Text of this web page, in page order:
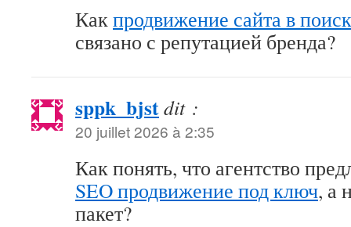
Какпродвижение сайта в
связано с репутацией бренда?
sppk_bjstdit :
20 juillet 2026 à 2:35
Как понять, что агентство
SEO продвижение под ключ, а
пакет?